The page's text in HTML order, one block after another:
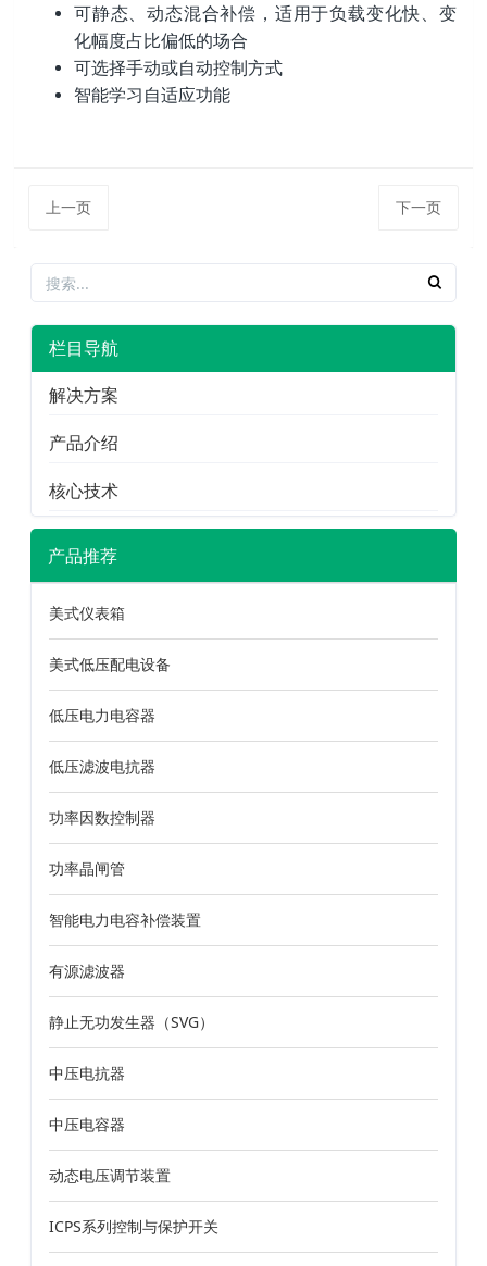
可静态、动态混合补偿，适用于负载变化快、变
化幅度占比偏低的场合
可选择手动或自动控制方式
智能学习自适应功能
上一页 下一页
栏目导航
解决方案
产品介绍
核心技术
产品推荐
美式仪表箱
美式低压配电设备
低压电力电容器
低压滤波电抗器
功率因数控制器
功率晶闸管
智能电力电容补偿装置
有源滤波器
静止无功发生器（SVG）
中压电抗器
中压电容器
动态电压调节装置
ICPS系列控制与保护开关